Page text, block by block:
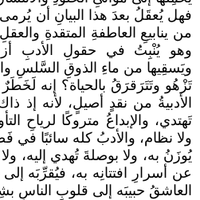
فهل يُعقَلُ بعدَ هذا البيانِ أن يُرمى
من ينابيعِ العاطفةِ المتقدةِ
وهو يُنْبِتُ في حقولِ الأدبِ
ويَسقِيها من ماءِ الذوقِ السَّلسِ
تَزْهُو وتَتَرَقرَقُ بالحياة؟ إنه
الأدبيةُ من نقدٍ أصيلٍ، لأنه إذ
تَهتدي، والإبداعُ متروكًا لرياحِ
ولا نظام، والأدبُ كله سائبًا في
يُوزَنُ به، ولا بوصلةَ تُهدي إليه،
عن أسرارِ افتتانِه به، فيُقرِّبَه
العاشقُ حبيبَه إلى قلوبِ الناسِ